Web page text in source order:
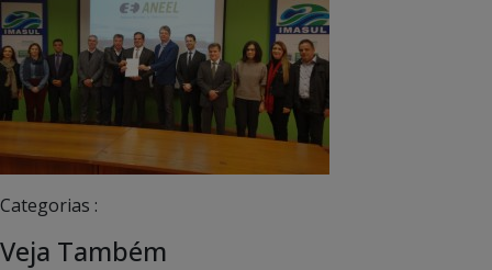
Categorias :
Veja Também